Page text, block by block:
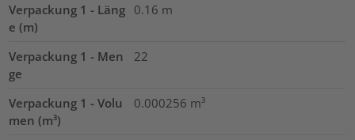
Verpackung 1 - Läng
e (m)
0.16 m
Verpackung 1 - Men
ge
22
Verpackung 1 - Volu
men (m³)
0.000256 m³